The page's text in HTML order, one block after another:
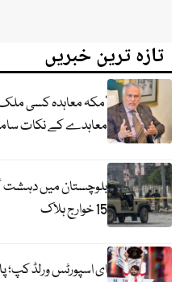
تازہ ترین خبریں
‘مکہ معاہدہ کسی
معاہدے کے نکات
بلوچستان میں دہشت
15 خوارج ہلاک